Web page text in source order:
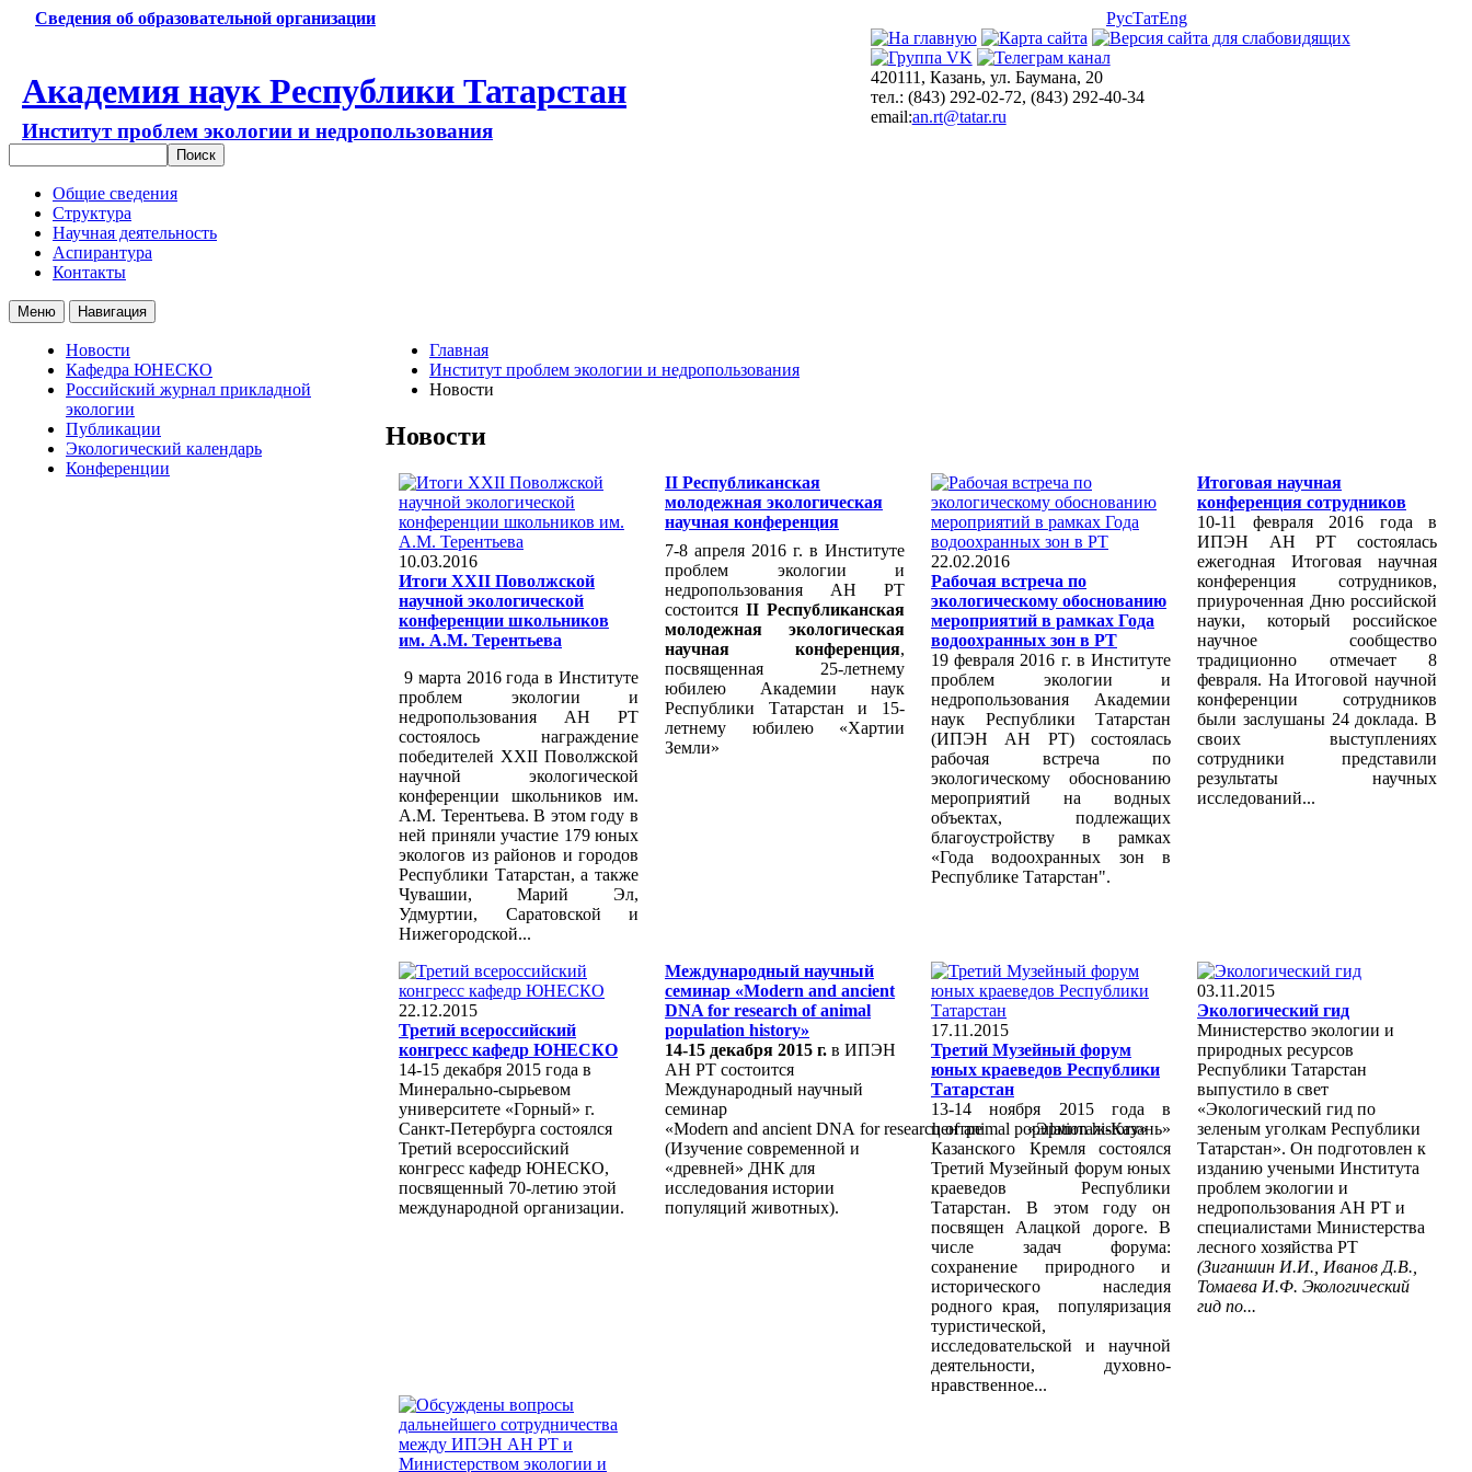
Сведения об образовательной организации РусТатEng
Академия наук Республики Татарстан
Институт проблем экологии и недропользования
420111, Казань, ул. Баумана, 20
тел.: (843) 292-02-72, (843) 292-40-34
email:an.rt@tatar.ru
Общие сведения
Структура
Научная деятельность
Аспирантура
Контакты
Меню Навигация
Новости
Кафедра ЮНЕСКО
Российский журнал прикладной
экологии
Публикации
Экологический календарь
Конференции
Главная
Институт проблем экологии и недропользования
Новости
Новости
10.03.2016
Итоги XXII Поволжской
научной экологической
конференции школьников
им. А.М. Терентьева
9 марта 2016 года в Институте
проблем экологии и
недропользования АН РТ
состоялось награждение
победителей XXII Поволжской
научной экологической
конференции школьников им.
А.М. Терентьева. В этом году в
ней приняли участие 179 юных
экологов из районов и городов
Республики Татарстан, а также
Чувашии, Марий Эл,
Удмуртии, Саратовской и
Нижегородской...
II Республиканская
молодежная экологическая
научная конференция
7-8 апреля 2016 г. в Институте
проблем экологии и
недропользования АН РТ
состоится II Республиканская
молодежная экологическая
научная конференция,
посвященная 25-летнему
юбилею Академии наук
Республики Татарстан и 15-
летнему юбилею «Хартии
Земли»
22.02.2016
Рабочая встреча по
экологическому обоснованию
мероприятий в рамках Года
водоохранных зон в РТ
19 февраля 2016 г. в Институте
проблем экологии и
недропользования Академии
наук Республики Татарстан
(ИПЭН АН РТ) состоялась
рабочая встреча по
экологическому обоснованию
мероприятий на водных
объектах, подлежащих
благоустройству в рамках
«Года водоохранных зон в
Республике Татарстан".
Итоговая научная
конференция сотрудников
10-11 февраля 2016 года в
ИПЭН АН РТ состоялась
ежегодная Итоговая научная
конференция сотрудников,
приуроченная Дню российской
науки, который российское
научное сообщество
традиционно отмечает 8
февраля. На Итоговой научной
конференции сотрудников
были заслушаны 24 доклада. В
своих выступлениях
сотрудники представили
результаты научных
исследований...
22.12.2015
Третий всероссийский
конгресс кафедр ЮНЕСКО
14-15 декабря 2015 года в
Минерально-сырьевом
университете «Горный» г.
Санкт-Петербурга состоялся
Третий всероссийский
конгресс кафедр ЮНЕСКО,
посвященный 70-летию этой
международной организации.
Международный научный
семинар «Modern and ancient
DNA for research of animal
population history»
14-15 декабря 2015 г. в ИПЭН
АН РТ состоится
Международный научный
семинар
«Modern and ancient DNA for research of animal populationhistory»
(Изучение современной и
«древней» ДНК для
исследования истории
популяций животных).
17.11.2015
Третий Музейный форум
юных краеведов Республики
Татарстан
13-14 ноября 2015 года в
центре «Эрмитаж-Казань»
Казанского Кремля состоялся
Третий Музейный форум юных
краеведов Республики
Татарстан. В этом году он
посвящен Алацкой дороге. В
числе задач форума:
сохранение природного и
исторического наследия
родного края, популяризация
туристической,
исследовательской и научной
деятельности, духовно-
нравственное...
03.11.2015
Экологический гид
Министерство экологии и
природных ресурсов
Республики Татарстан
выпустило в свет
«Экологический гид по
зеленым уголкам Республики
Татарстан». Он подготовлен к
изданию учеными Института
проблем экологии и
недропользования АН РТ и
специалистами Министерства
лесного хозяйства РТ
(Зиганшин И.И., Иванов Д.В.,
Томаева И.Ф. Экологический
гид по...